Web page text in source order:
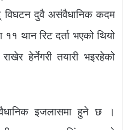
विघटन दुवै असंवैधानिक कदम
११ थान रिट दर्ता भएको थियो
हेर्नेगरी तयारी भइरहेको
इजलासमा हुने छ ।